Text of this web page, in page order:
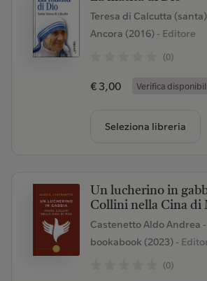
Teresa di Calcutta (santa)
Ancora (2016)- Editore
(0)
€ 3,00 Verifica
Seleziona libreria
Un lucherino in
Collini nella Cina di
Castenetto Aldo Andrea
bookabook (2023)-
(0)